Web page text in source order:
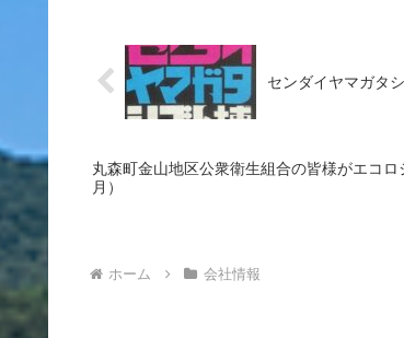
センダイヤマガタ
丸森町金山地区公衆衛生組合の皆様がエコ
月）
ホーム 会社情報